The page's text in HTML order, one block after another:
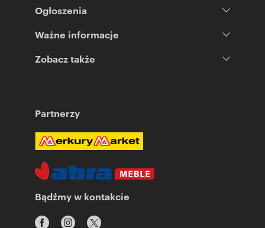
Ogłoszenia
Ważne informacje
Zobacz także
Partnerzy
Bądźmy w kontakcie